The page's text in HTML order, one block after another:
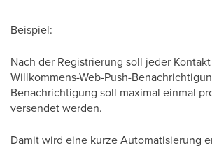
Beispiel:
Nach der Registrierung soll jeder
Willkommens-Web-Push-
Benachrichtigung soll maximal einmal
versendet werden.
Damit wird eine kurze Automatisierung